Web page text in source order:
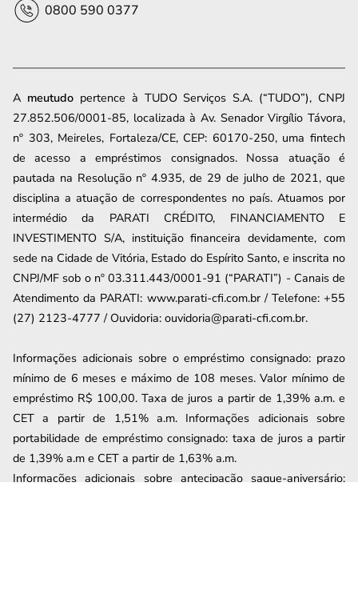
0800 590 0377
A meutudopertence à TUDO Serviços S.A. (“TUDO”), CNPJ
27.852.506/0001-85, localizada à Av. Senador Virgílio Távora,
nº 303, Meireles, Fortaleza/CE, CEP: 60170-250, uma fintech
de acesso a empréstimos consignados. Nossa atuação é
pautada na Resolução nº 4.935, de 29 de julho de 2021, que
disciplina a atuação de correspondentes no país. Atuamos por
intermédio da PARATI CRÉDITO, FINANCIAMENTO E
INVESTIMENTO S/A, instituição financeira devidamente, com
sede na Cidade de Vitória, Estado do Espírito Santo, e inscrita no
CNPJ/MF sob o nº 03.311.443/0001-91 (“PARATI”) - Canais de
Atendimento da PARATI: www.parati-cfi.com.br / Telefone: +55
(27) 2123-4777 / Ouvidoria: ouvidoria@parati-cfi.com.br.
Informações adicionais sobre o empréstimo consignado: prazo
mínimo de 6 meses e máximo de 108 meses. Valor mínimo de
empréstimo R$ 100,00. Taxa de juros a partir de 1,39% a.m. e
CET a partir de 1,51% a.m. Informações adicionais sobre
portabilidade de empréstimo consignado: taxa de juros a partir
de 1,39% a.m e CET a partir de 1,63% a.m.
Informações adicionais sobre antecipação saque-aniversário: